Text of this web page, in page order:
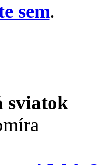
sem.
sviatok